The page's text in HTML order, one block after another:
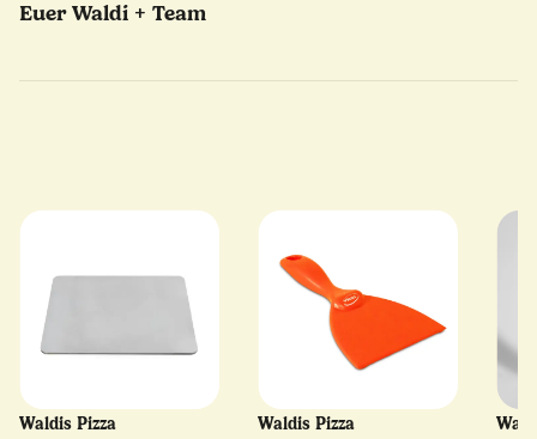
Euer Waldi + Team
Waldis Pizza Waldis Pizza